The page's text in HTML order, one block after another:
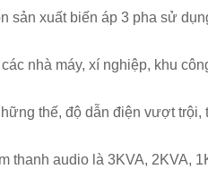
sản xuất biến áp 3 pha sử
nhà máy, xí nghiệp, khu
thế, độ dẫn điện vượt trội,
thanh audio là 3KVA, 2KVA,